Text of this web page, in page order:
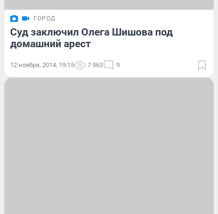
ГОРОД
Суд заключил Олега Шишова под
домашний арест
12 ноября, 2014, 19:15 7 963 9